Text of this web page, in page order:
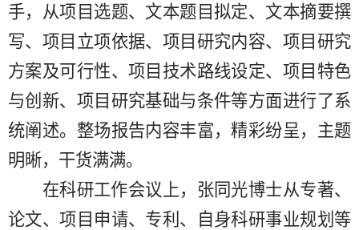
手，从项目选题、文本题目拟定、文本摘要撰
写、项目立项依据、项目研究内容、项目研究
方案及可行性、项目技术路线设定、项目特色
与创新、项目研究基础与条件等方面进行了系
统阐述。整场报告内容丰富，精彩纷呈，主题
明晰，干货满满。
在科研工作会议上，张同光博士从专著、
论文、项目申请、专利、自身科研事业规划等